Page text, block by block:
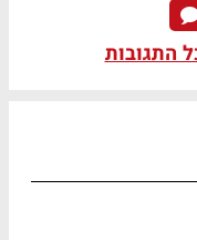
התגובות